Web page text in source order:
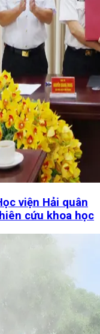
viện Hải quân
cứu khoa học